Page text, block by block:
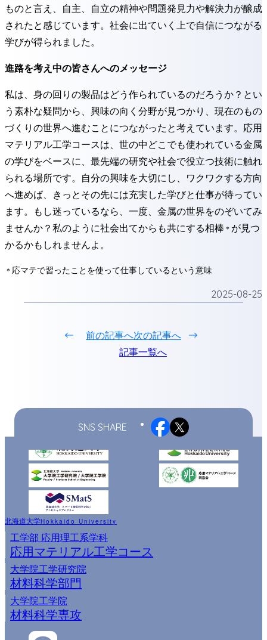
ものと言え、自主、自立の精神や問題発見力や解決力が醸成
されたと感じています。社会に出ていく上で自信につながる
学びが得られました。
進路を考え中の皆さんへのメッセージ
私は、身の回りの製品はどう作られているのだろうか？とい
う素朴な疑問から、興味の向く分野が見つかり、現在のもの
づくりの世界へ進むことにつながったと考えています。応用
マテリアル工学コースは、世の中どこでも使われている金属
の学びをベースに、最先端の研究や社会で役立つ技術に触れ
られる場所です。自分の興味を大切にし、ワクワクする方向
へ進めば、きっとその先には充実した学びと仕事が待ってい
ます。もし迷っているなら、一度、金属の世界をのぞいてみ
ませんか？私のように社会出てからも共にする相棒 ＊ が見つ
かるかもしれませんよ。
＊ 応マテで習ったことを使って仕事しているという意味
2025-08-25
前の記事へ
記事一覧へ
次の記事へ
SNS SHARE
北海道大学Hokkaido University
工学部 応用理工系学科
応用マテリアル工学コース
大学院工学研究院
材料科学部門
大学院工学院
材料科学専攻